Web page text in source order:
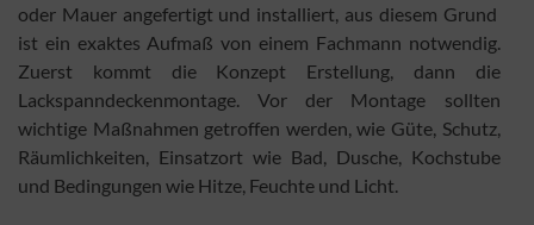
oder Mauer angefertigt und installiert, aus diesem Grund
ist ein exaktes Aufmaß von einem Fachmann notwendig.
Zuerst kommt die Konzept Erstellung, dann die
Lackspanndeckenmontage. Vor der Montage sollten
wichtige Maßnahmen getroffen werden, wie Güte, Schutz,
Räumlichkeiten, Einsatzort wie Bad, Dusche, Kochstube
und Bedingungen wie Hitze, Feuchte und Licht.